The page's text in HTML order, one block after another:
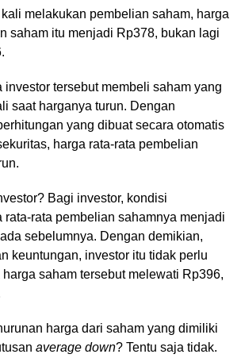
melakukan pembelian saham, harga
saham itu menjadi Rp378, bukan lagi
investor tersebut membeli saham yang
saat harganya turun. Dengan
yang dibuat secara otomatis
harga rata-rata pembelian
Bagi investor, kondisi
rata-rata pembelian sahamnya menjadi
sebelumnya. Dengan demikian,
keuntungan, investor itu tidak perlu
saham tersebut melewati Rp396,
harga dari saham yang dimiliki
average down? Tentu saja tidak.